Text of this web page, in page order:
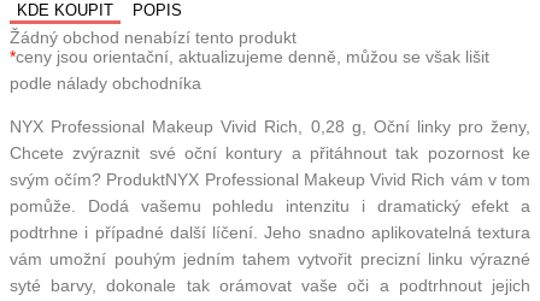
KDE KOUPIT POPIS
Žádný obchod nenabízí tento produkt
*ceny jsou orientační, aktualizujeme denně, můžou se však lišit
podle nálady obchodníka
NYX Professional Makeup Vivid Rich, 0,28 g, Oční linky pro ženy,
Chcete zvýraznit své oční kontury a přitáhnout tak pozornost ke
svým očím? ProduktNYX Professional Makeup Vivid Rich vám v tom
pomůže. Dodá vašemu pohledu intenzitu i dramatický efekt a
podtrhne i případné další líčení. Jeho snadno aplikovatelná textura
vám umožní pouhým jedním tahem vytvořit precizní linku výrazné
syté barvy, dokonale tak orámovat vaše oči a podtrhnout jejich